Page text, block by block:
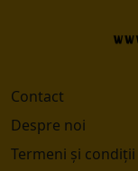
Contact
Despre noi
Termeni și condiții